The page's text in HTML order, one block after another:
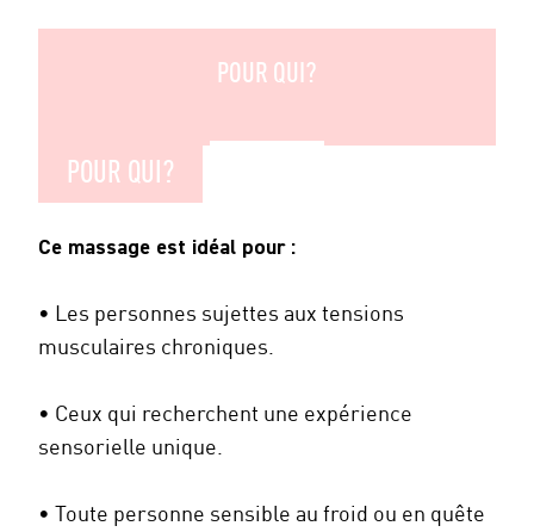
POUR QUI?
POUR QUI?
Ce massage est idéal pour :
• Les personnes sujettes aux tensions
musculaires chroniques.
• Ceux qui recherchent une expérience
sensorielle unique.
• Toute personne sensible au froid ou en quête